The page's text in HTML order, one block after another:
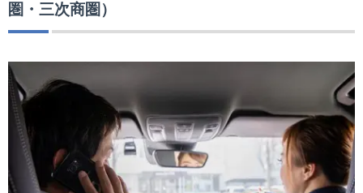
圏・三次商圏）